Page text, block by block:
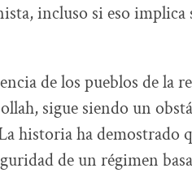
incluso si eso
de los pueblos de
sigue siendo un
historia ha demostrado
de un régimen